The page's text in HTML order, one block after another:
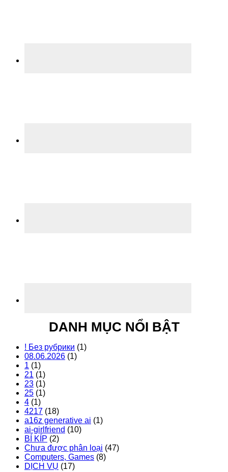
DANH MỤC NỔI BẬT
! Без рубрики (1)
08.06.2026 (1)
1 (1)
21 (1)
23 (1)
25 (1)
4 (1)
4217 (18)
a16z generative ai (1)
ai-girlfriend (10)
BÍ KÍP (2)
Chưa được phân loại (47)
Computers, Games (8)
DỊCH VỤ (17)